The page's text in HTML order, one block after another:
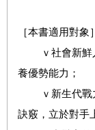
［本書適用對象］
ｖ社會新鮮人
養優勢能力；
ｖ新生代戰力
訣竅，立於對手